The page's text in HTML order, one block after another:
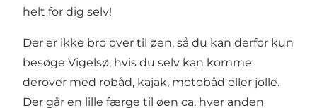
helt for dig selv!
Der er ikke bro over til øen, så du kan derfor kun
besøge Vigelsø, hvis du selv kan komme
derover med robåd, kajak, motobåd eller jolle.
Der går en lille færge til øen ca. hver anden